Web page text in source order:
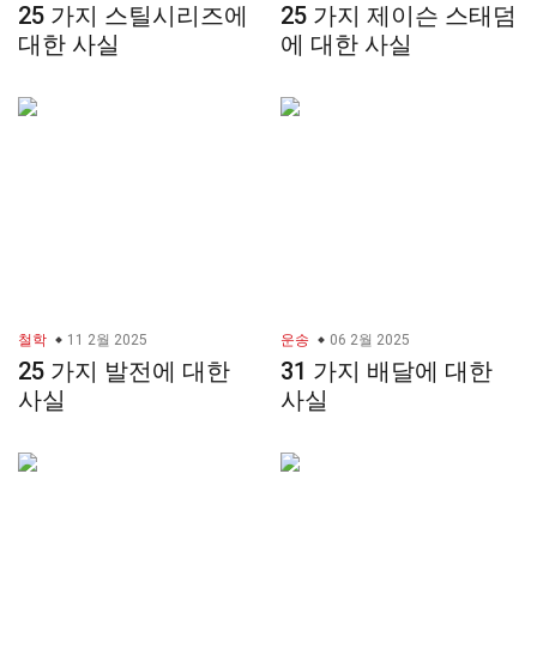
25 가지 스틸시리즈에
대한 사실
25 가지 제이슨 스태덤
에 대한 사실
철학 11 2월 2025
25 가지 발전에 대한
사실
운송 06 2월 2025
31 가지 배달에 대한
사실